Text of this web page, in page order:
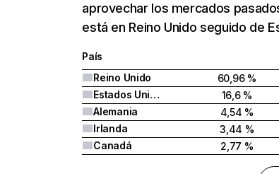
aprovechar los mercados
está en Reino Unido seguido de
País
Reino Unido
60,96 %
Estados Unidos
16,6 %
Alemania
4,54 %
Irlanda
3,44 %
Canadá
2,77 %